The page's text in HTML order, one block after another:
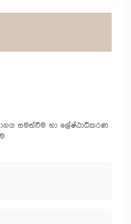
සමත්වීම හා ශ්‍රේෂ්ඨාධිකරණ